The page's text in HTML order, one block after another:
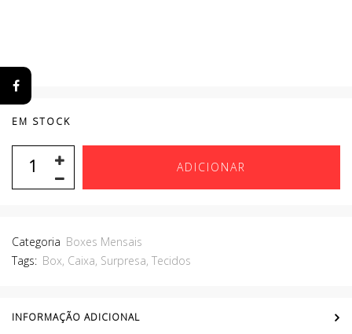
EM STOCK
ADICIONAR
Categoria Boxes Mensais
Tags: Box, Caixa, Surpresa, Tecidos
INFORMAÇÃO ADICIONAL